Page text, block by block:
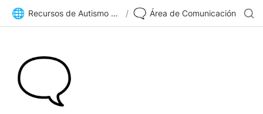
🌐 Recursos de Autismo Sevilla | Inicio / 🗨️ Área de Comunicación
🗨️